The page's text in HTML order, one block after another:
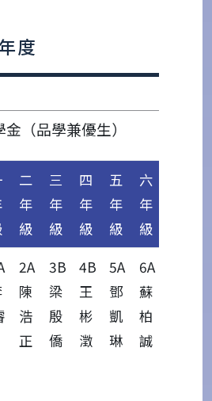
度
（品學兼優生）
二
年
級
三
年
級
四
年
級
五
年
級
六
年
級
2A
陳
浩
正
3B
梁
殷
僑
4B
王
彬
澂
5A
鄧
凱
琳
6A
蘇
柏
誠